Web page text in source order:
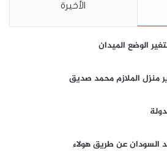
الأخيرة
الوضع الميدان
منزل الملازم محمد صديق
السودان عن طريق هولاء